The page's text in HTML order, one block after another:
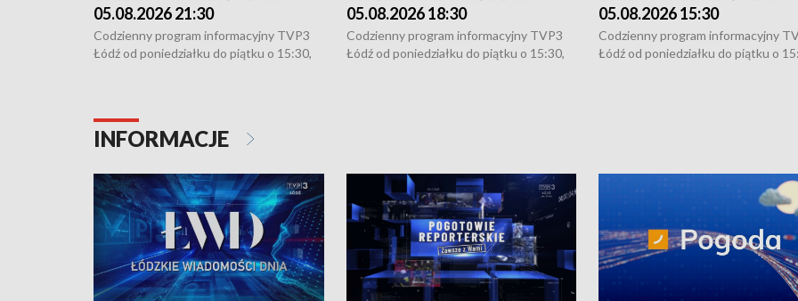
05.08.2026 21:30
Codzienny program informacyjny TVP3
Łódź od poniedziałku do piątku o 15:30,
05.08.2026 18:30
Codzienny program informacyjny TVP3
Łódź od poniedziałku do piątku o 15:30,
05.08.2026 15:30
Codzienny program informacyjny
Łódź od poniedziałku do piątku o
INFORMACJE